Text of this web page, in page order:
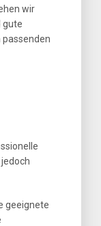
wir
gute
passenden
geeignete